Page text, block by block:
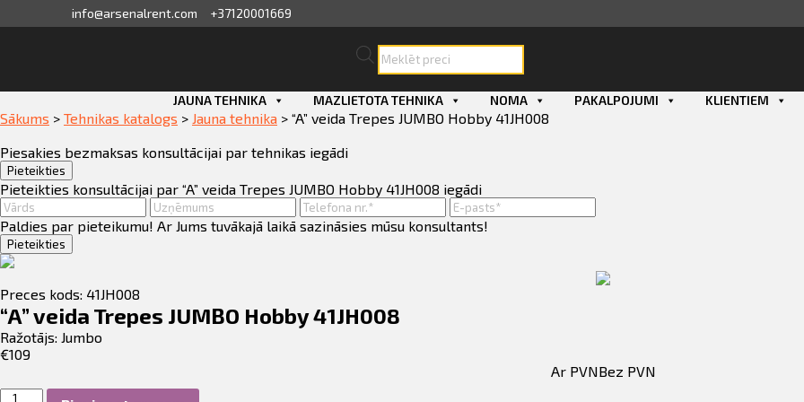
info@arsenalrent.com +37120001669
Products
search
pavadzīmes
atlikumi objektos
saraksts
bilance
to
JAUNA TEHNIKA MAZLIETOTA TEHNIKA NOMA PAKALPOJUMI KLIENTIEM
Sākums > Tehnikas katalogs > Jauna tehnika > “A” veida Trepes JUMBO Hobby 41JH008
Piesakies bezmaksas konsultācijai par tehnikas iegādi
Pieteikties
Pieteikties konsultācijai par “A” veida Trepes JUMBO Hobby 41JH008 iegādi
Paldies par pieteikumu! Ar Jums tuvākajā laikā sazināsies mūsu konsultants!
Pieteikties
Preces kods: 41JH008
“A” veida Trepes JUMBO Hobby 41JH008
Ražotājs: Jumbo
€109
Ar PVNBez PVN
"A"